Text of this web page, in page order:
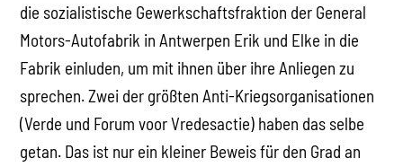
die sozialistische Gewerkschaftsfraktion der General
Motors-Autofabrik in Antwerpen Erik und Elke in die
Fabrik einluden, um mit ihnen über ihre Anliegen zu
sprechen. Zwei der größten Anti-Kriegsorganisationen
(Verde und Forum voor Vredesactie) haben das selbe
getan. Das ist nur ein kleiner Beweis für den Grad an